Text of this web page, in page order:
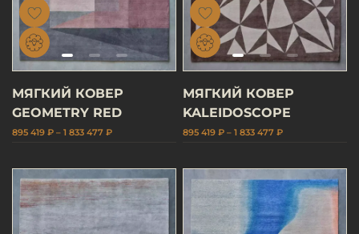
МЯГКИЙ КОВЕР
GEOMETRY RED
895 419 ₽ – 1 833 477 ₽
МЯГКИЙ КОВЕР
KALEIDOSCOPE
895 419 ₽ – 1 833 477 ₽